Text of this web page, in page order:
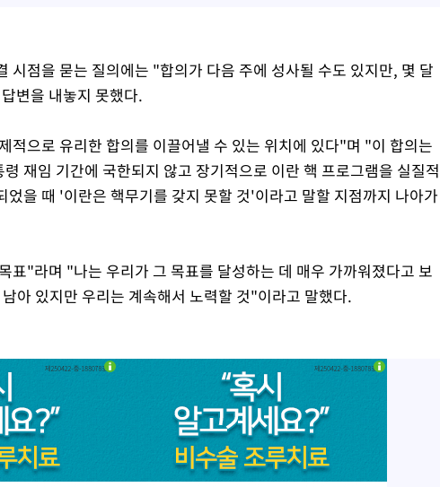
시점을 묻는 질의에는 "합의가 다음 주에 성사될 수도 있지만, 몇 달
변을 내놓지 못했다.
적으로 유리한 합의를 이끌어낼 수 있는 위치에 있다"며 "이 합의는
재임 기간에 국한되지 않고 장기적으로 이란 핵 프로그램을 실질적
었을 때 '이란은 핵무기를 갖지 못할 것'이라고 말할 지점까지 나아가
표"라며 "나는 우리가 그 목표를 달성하는 데 매우 가까워졌다고 보
아 있지만 우리는 계속해서 노력할 것"이라고 말했다.